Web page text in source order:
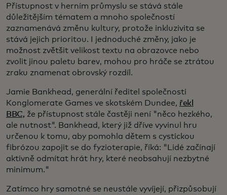
Přístupnost v herním průmyslu se stává stále
důležitějším tématem a mnoho společností
zaznamenává změnu kultury, protože inkluzivita se
stává jejich prioritou. I jednoduché změny, jako je
možnost zvětšit velikost textu na obrazovce nebo
zvolit jinou paletu barev, mohou pro hráče se ztrátou
zraku znamenat obrovský rozdíl.
Jamie Bankhead, generální ředitel společnosti
Konglomerate Games ve skotském Dundee, řekl
BBC, že přístupnost stále častěji není "něco hezkého,
ale nutnost". Bankhead, který již dříve vyvinul hru
určenou k tomu, aby pomohla dětem s cystickou
fibrózou zapojit se do fyzioterapie, říká: "Lidé začínají
aktivně odmítat hrát hry, které neobsahují nezbytné
minimum."
Zatímco hry samotné se neustále vyvíjejí, přizpůsobují